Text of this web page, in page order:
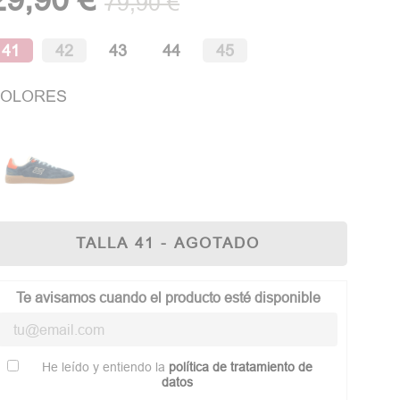
41 42 43 44 45
TALLA 41 - AGOTADO
Te avisamos cuando el producto esté disponible
He leído y entiendo la política de tratamiento de
datos